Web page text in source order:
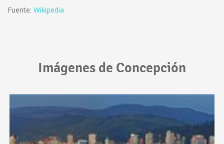
Fuente: Wikipedia
Imágenes de Concepción